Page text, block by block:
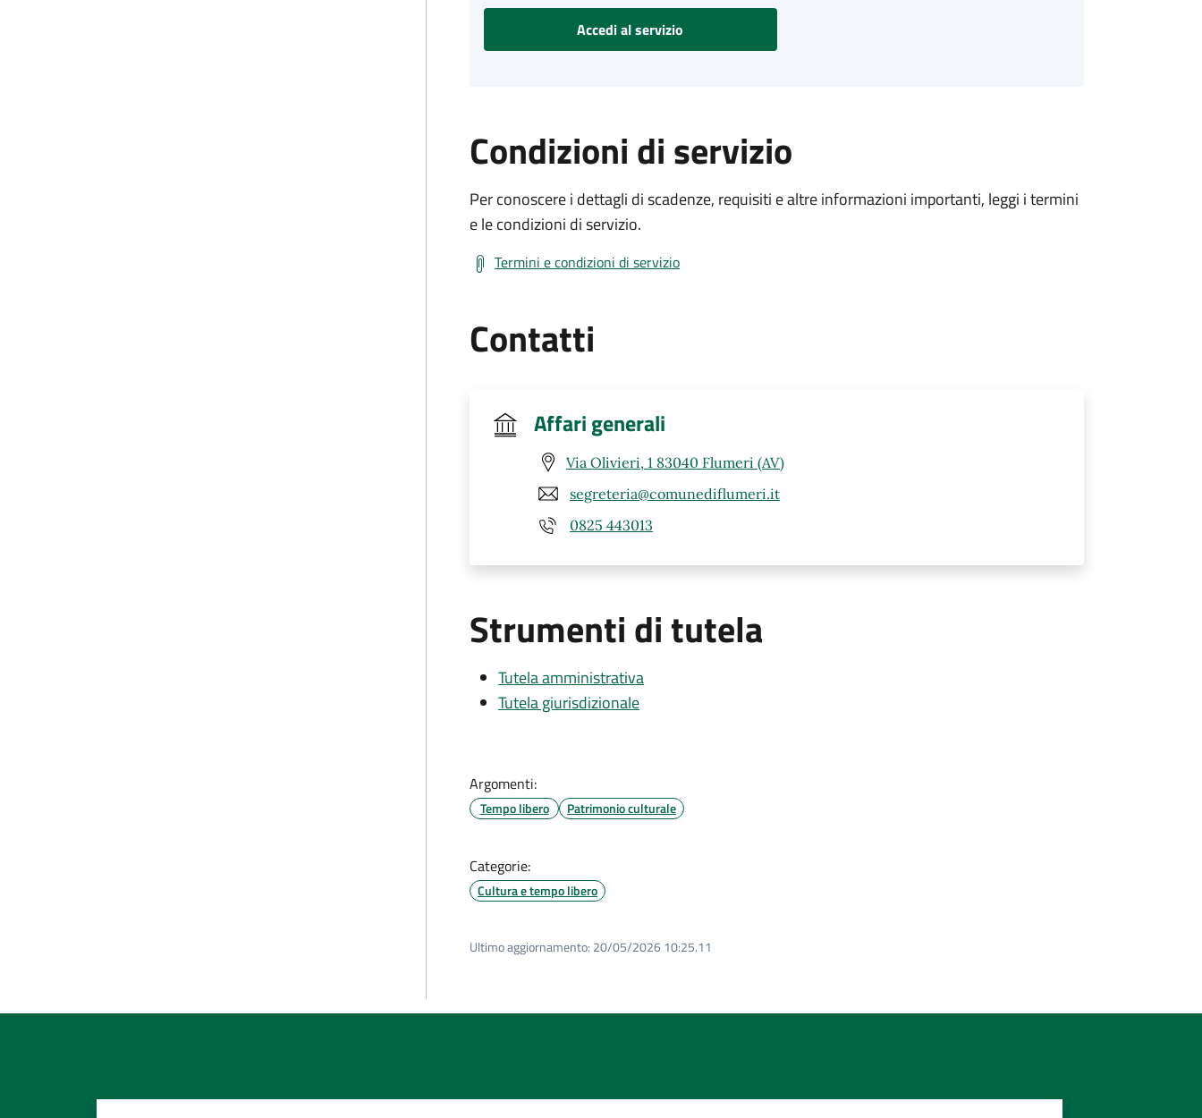
Accedi al servizio
Condizioni di servizio
Per conoscere i dettagli di scadenze, requisiti e altre informazioni importanti, leggi i termini
e le condizioni di servizio.
Termini e condizioni di servizio
Contatti
Affari generali
Via Olivieri, 1 83040 Flumeri (AV)
segreteria@comunediflumeri.it
0825 443013
Strumenti di tutela
Tutela amministrativa
Tutela giurisdizionale
Argomenti:
Tempo libero Patrimonio culturale
Categorie:
Cultura e tempo libero
Ultimo aggiornamento: 20/05/2026 10:25.11